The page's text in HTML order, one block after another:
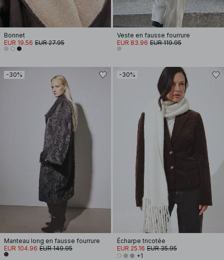
Bonnet
EUR 19.56 EUR 27.95
Veste en fausse fourrure
EUR 83.96 EUR 119.95
-30%
Manteau long en fausse fourrure
EUR 104.96 EUR 149.95
-30%
Écharpe tricotée
EUR 25.16 EUR 35.95
+1